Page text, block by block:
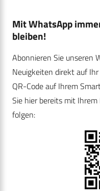
Mit WhatsApp
bleiben!
Abonnieren Sie unseren
Neuigkeiten direkt auf
QR-Code auf Ihrem
Sie hier bereits mit
folgen: